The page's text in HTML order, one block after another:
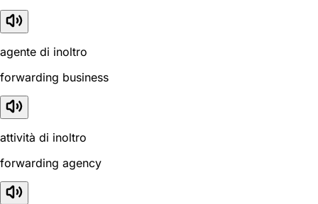
agente di inoltro
forwarding business
attività di inoltro
forwarding agency